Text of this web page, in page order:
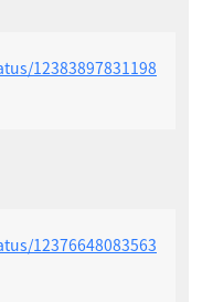
12383897831198
12376648083563